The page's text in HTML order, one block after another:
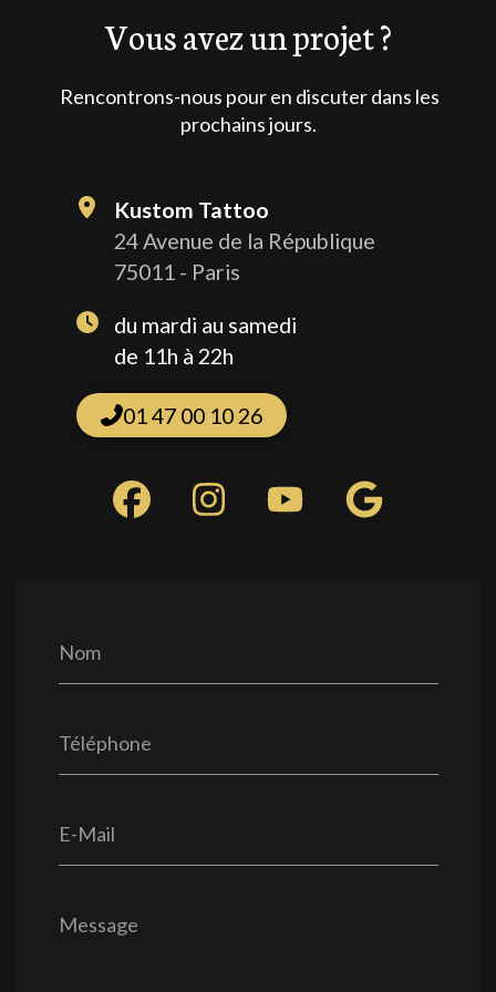
Vous avez un projet ?
Rencontrons-nous pour en discuter dans les
prochains jours.
Nom
Téléphone
E-Mail
Message
Kustom Tattoo
24 Avenue de la République
75011 - Paris
du mardi au samedi
de 11h à 22h
01 47 00 10 26